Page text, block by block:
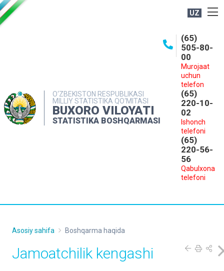
UZ
O‘ZBEKISTON RESPUBLIKASI
MILLIY STATISTIKA QO‘MITASI
BUXORO VILOYATI
STATISTIKA BOSHQARMASI
(65)
505-80-
00
Murojaat
uchun
telefon
(65)
220-10-
02
Ishonch
telefoni
(65)
220-56-
56
Qabulxona
telefoni
MATBUOT XIZMATI
MUROJAATLAR
Asosiy sahifa Boshqarma haqida
Jamoatchilik kengashi